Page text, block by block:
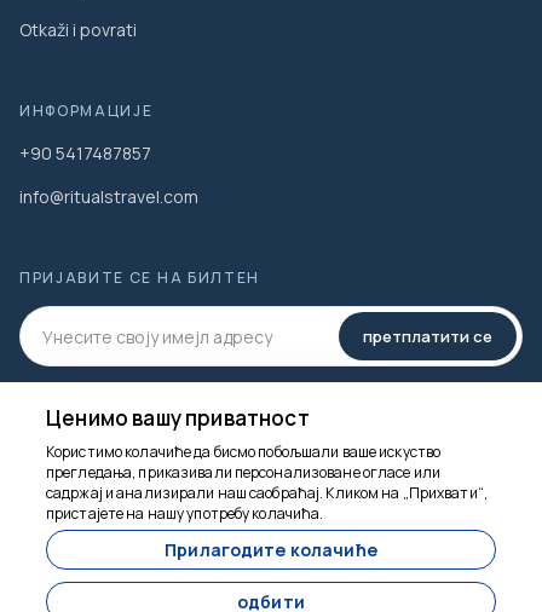
Otkaži i povrati
ИНФОРМАЦИЈЕ
+90 5417487857
info@ritualstravel.com
ПРИЈАВИТЕ СЕ НА БИЛТЕН
претплатити се
ДРУШТВЕНИ МЕДИЈИ
Ценимо вашу приватност
Користимо колачиће да бисмо побољшали ваше искуство
прегледања, приказивали персонализоване огласе или
садржај и анализирали наш саобраћај. Кликом на „Прихвати“,
пристајете на нашу употребу колачића.
Прилагодите колачиће
одбити
Ту смо да помогнемо